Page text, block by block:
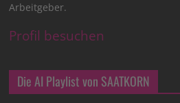
Arbeitgeber.
Profil besuchen
Die AI Playlist von SAATKORN